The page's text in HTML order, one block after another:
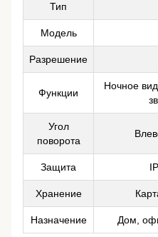
Тип
Модель
Разрешение
Функции
Ночное
Угол
поворота
Защита
Хранение
Назначение Дом,